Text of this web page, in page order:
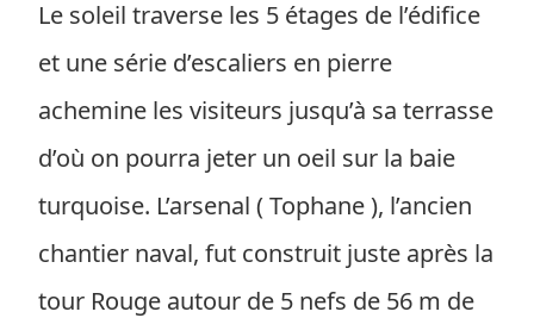
Le soleil traverse les 5 étages de l’édifice
et une série d’escaliers en pierre
achemine les visiteurs jusqu’à sa terrasse
d’où on pourra jeter un oeil sur la baie
turquoise. L’arsenal ( Tophane ), l’ancien
chantier naval, fut construit juste après la
tour Rouge autour de 5 nefs de 56 m de